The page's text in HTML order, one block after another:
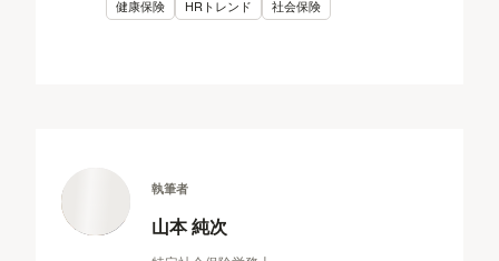
健康保険 HRトレンド 社会保険
執筆者
山本 純次